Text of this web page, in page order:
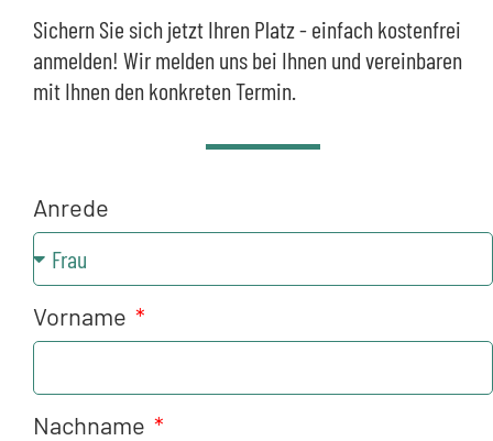
Sichern Sie sich jetzt Ihren Platz - einfach kostenfrei
anmelden! Wir melden uns bei Ihnen und vereinbaren
mit Ihnen den konkreten Termin.
Anrede
Vorname
Nachname